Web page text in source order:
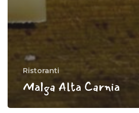
Ristoranti
Malga Alta Carnia